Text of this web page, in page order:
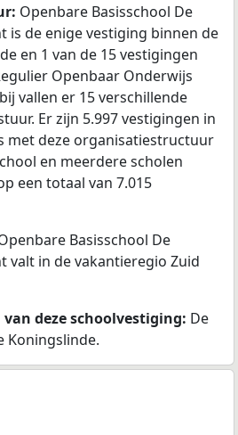
Openbare Basisschool De
is de enige vestiging binnen de
en 1 van de 15 vestigingen
Openbaar Onderwijs
vallen er 15 verschillende
Er zijn 5.997 vestigingen in
met deze organisatiestructuur
en meerdere scholen
een totaal van 7.015
Basisschool De
valt in de vakantieregio Zuid
deze schoolvestiging: De
Koningslinde.